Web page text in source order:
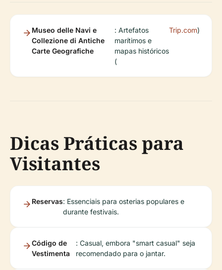
Museo delle Navi e
Collezione di Antiche
Carte Geografiche
: Artefatos
marítimos e
mapas históricos
(
Trip.com)
Dicas Práticas para
Visitantes
Reservas: Essenciais para osterias populares e
durante festivais.
Código de
Vestimenta
: Casual, embora "smart casual" seja
recomendado para o jantar.